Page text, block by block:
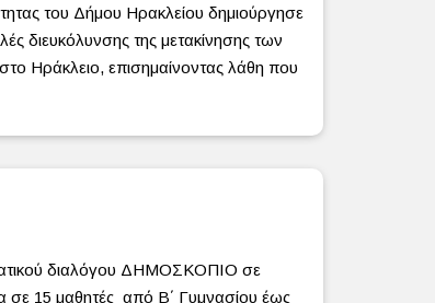
του Δήμου Ηρακλείου δημιούργησε
διευκόλυνσης της μετακίνησης των
Ηράκλειο, επισημαίνοντας λάθη που
διαλόγου ΔΗΜΟΣΚΟΠΙΟ σε
σε 15 μαθητές από Β΄ Γυμνασίου έως